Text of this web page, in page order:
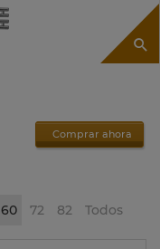
Comprar ahora
60 72 82 Todos